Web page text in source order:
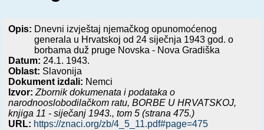
Opis: Dnevni izvještaj njemačkog opunomoćenog
generala u Hrvatskoj od 24 siječnja 1943 god. o
borbama duž pruge Novska - Nova Gradiška
Datum: 24.1. 1943.
Oblast: Slavonija
Dokument izdali: Nemci
Izvor: Zbornik dokumenata i podataka o
narodnooslobodilačkom ratu,BORBE U HRVATSKOJ,
knjiga 11 - siječanj 1943., tom 5 (strana 475.)
URL: https://znaci.org/zb/4_5_11.pdf#page=475